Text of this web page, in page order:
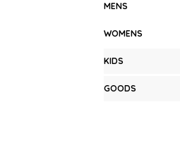
MENS
WOMENS
KIDS
GOODS